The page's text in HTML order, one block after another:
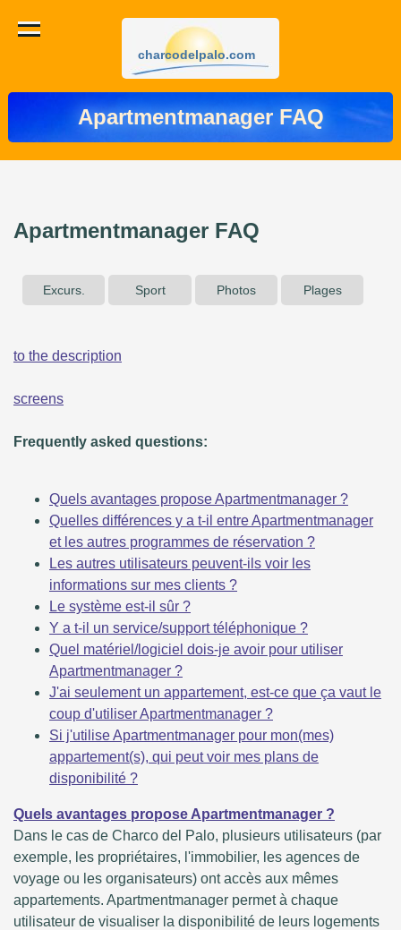
charcodelpalo.com
Apartmentmanager FAQ
Apartmentmanager FAQ
Excurs. Sport Photos Plages
to the description
screens
Frequently asked questions:
Quels avantages propose Apartmentmanager ?
Quelles différences y a t-il entre Apartmentmanager
et les autres programmes de réservation ?
Les autres utilisateurs peuvent-ils voir les
informations sur mes clients ?
Le système est-il sûr ?
Y a t-il un service/support téléphonique ?
Quel matériel/logiciel dois-je avoir pour utiliser
Apartmentmanager ?
J'ai seulement un appartement, est-ce que ça vaut le
coup d'utiliser Apartmentmanager ?
Si j'utilise Apartmentmanager pour mon(mes)
appartement(s), qui peut voir mes plans de
disponibilité ?
Quels avantages propose Apartmentmanager ?
Dans le cas de Charco del Palo, plusieurs utilisateurs (par
exemple, les propriétaires, l'immobilier, les agences de
voyage ou les organisateurs) ont accès aux mêmes
appartements. Apartmentmanager permet à chaque
utilisateur de visualiser la disponibilité de leurs logements